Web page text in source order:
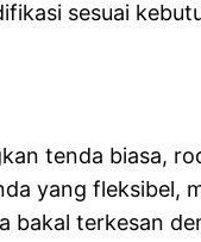
sesuai
tenda biasa,
yang fleksibel,
terkesan